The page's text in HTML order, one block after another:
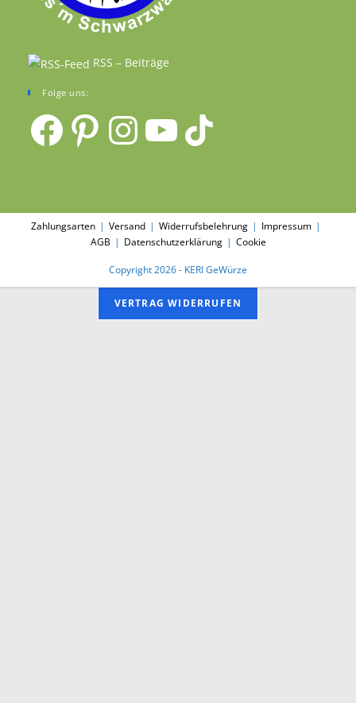
RSS – Beiträge
Folge uns:
FacebookPinterestInstagramYouTube TikTok
Zahlungsarten Versand Widerrufsbelehrung
Impressum
AGB
Datenschutzerklärung Cookie
Copyright 2026 - KERI GeWürze
VERTRAG WIDERRUFEN